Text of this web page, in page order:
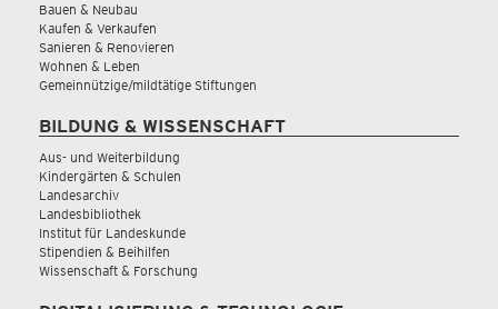
Bauen & Neubau
Kaufen & Verkaufen
Sanieren & Renovieren
Wohnen & Leben
Gemeinnützige/mildtätige Stiftungen
BILDUNG & WISSENSCHAFT
Aus- und Weiterbildung
Kindergärten & Schulen
Landesarchiv
Landesbibliothek
Institut für Landeskunde
Stipendien & Beihilfen
Wissenschaft & Forschung